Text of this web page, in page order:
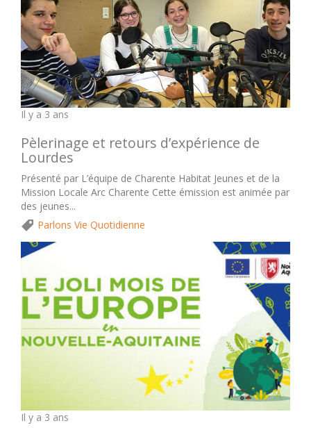
Il y a 3 ans
Pèlerinage et retours d’expérience de
Lourdes
Présenté par L’équipe de Charente Habitat Jeunes et de la
Mission Locale Arc Charente Cette émission est animée par
des jeunes...
Parlons Vie Quotidienne
Il y a 3 ans